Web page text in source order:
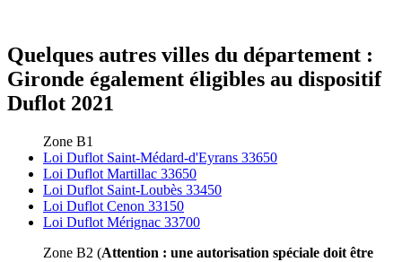
Quelques autres villes du département :
Gironde également éligibles au dispositif
Duflot 2021
Zone B1
Loi Duflot Saint-Médard-d'Eyrans 33650
Loi Duflot Martillac 33650
Loi Duflot Saint-Loubès 33450
Loi Duflot Cenon 33150
Loi Duflot Mérignac 33700
Zone B2 (Attention : une autorisation spéciale doit être